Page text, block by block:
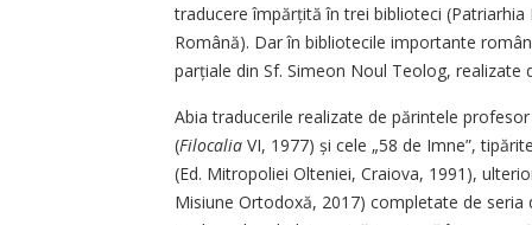
traducere împărțită în trei biblioteci
Română). Dar în bibliotecile importante
parțiale din Sf. Simeon Noul Teolog, realizate
Abia traducerile realizate de părintele
(Filocalia VI, 1977) și cele „58 de Imne”,
(Ed. Mitropoliei Olteniei, Craiova, 1991),
Misiune Ortodoxă, 2017) completate de seria